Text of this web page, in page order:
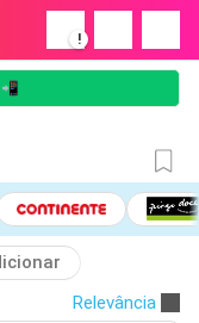
!
Relevância